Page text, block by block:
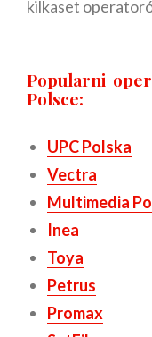
kilkaset
Popularni
Polsce:
UPC Polska
Vectra
Multimedia
Inea
Toya
Petrus
Promax